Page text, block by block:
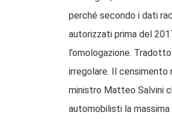
perché secondo i dati
autorizzati prima del
l’omologazione.
irregolare. Il
ministro Matteo Salvini
automobilisti la